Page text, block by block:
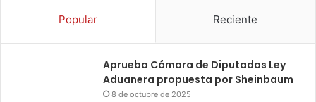
Popular Reciente
Aprueba Cámara de Diputados Ley
Aduanera propuesta por Sheinbaum
8 de octubre de 2025